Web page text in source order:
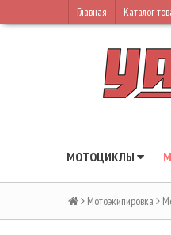
Главная Каталог
МОТОЦИКЛЫ
Мотоэкипировка